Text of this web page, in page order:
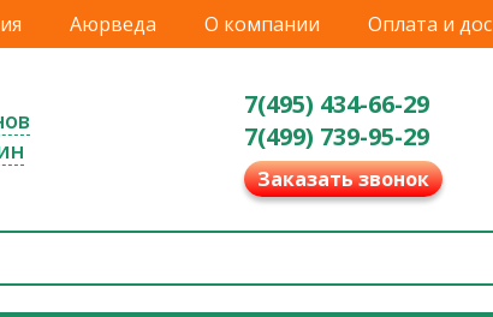
Аюрведа О компании Оплата и
7(495) 434-66-29
7(499) 739-95-29
Заказать звонок